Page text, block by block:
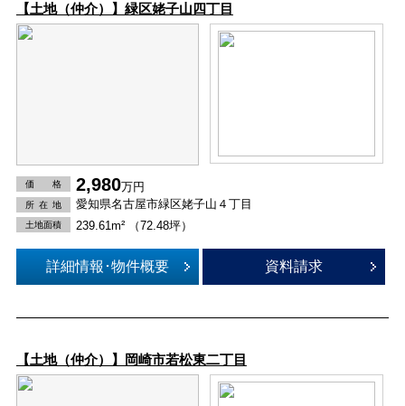
【土地（仲介）】緑区姥子山四丁目
価 格 2,980万円
所在 地 愛知県名古屋市緑区姥子山４丁目
土地面積 239.61m² （72.48坪）
詳細情報･物件概要 資料請求
【土地（仲介）】岡崎市若松東二丁目